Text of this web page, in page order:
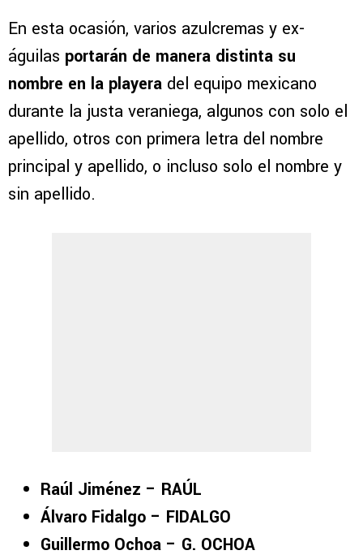
En esta ocasión, varios azulcremas y ex-
águilas portarán de manera distinta su
nombre en la playera del equipo mexicano
durante la justa veraniega, algunos con solo el
apellido, otros con primera letra del nombre
principal y apellido, o incluso solo el nombre y
sin apellido.
Raúl Jiménez – RAÚL
Álvaro Fidalgo – FIDALGO
Guillermo Ochoa – G. OCHOA